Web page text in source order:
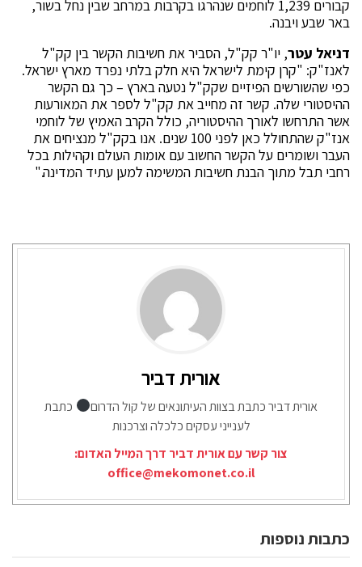
קבורים 1,239 לוחמים שנהרגו בקרבות במרחב שבין נחל בשור,
באר שבע ויבנה.
דניאל עטר, יו"ר קק"ל, הסביר את חשיבות הקשר בין קק"ל
לאנז"ק: "קרן קימת לישראל היא חלק בלתי נפרד מארץ ישראל.
כפי שהשורשים הפיזיים שקק"ל נטעה בארץ – כך גם הקשר
ההיסטורי שלה. קשר זה מחייב את קק"ל לספר את המאורעות
אשר התרחשו לאורך ההיסטוריה, כולל הקרב האמיץ של לוחמי
אנז"ק שהתחולל כאן לפני 100 שנים. אנו בקק"ל מנציחים את
העבר ושומרים על הקשר החשוב עם אומות העולם וקהילות בכל
רחבי תבל מתוך הבנת חשיבות המשימה למען עתיד המדינה."
אורית דביר
אורית דביר כתבת בצוות העיתונאים של קול הדרום
כתבת
לענייני עסקים כלכלה וצרכנות
צור קשר עם אורית דביר דרך המייל האדום:
office@mekomonet.co.il
כתבות נוספות